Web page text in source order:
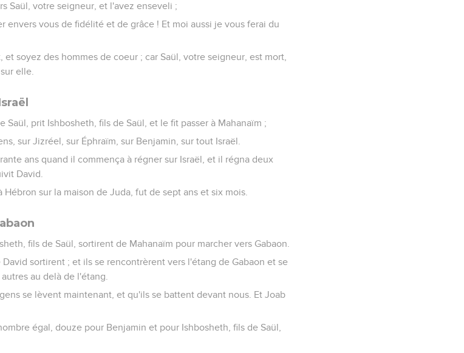
Saül, votre seigneur, et l'avez enseveli ;
envers vous de fidélité et de grâce ! Et moi aussi je vous ferai du
soyez des hommes de coeur ; car Saül, votre seigneur, est mort,
elle.
Saül, prit Ishbosheth, fils de Saül, et le fit passer à Mahanaïm ;
sur Jizréel, sur Éphraïm, sur Benjamin, sur tout Israël.
ans quand il commença à régner sur Israël, et il régna deux
David.
sur la maison de Juda, fut de sept ans et six mois.
fils de Saül, sortirent de Mahanaïm pour marcher vers Gabaon.
sortirent ; et ils se rencontrèrent vers l'étang de Gabaon et se
au delà de l'étang.
se lèvent maintenant, et qu'ils se battent devant nous. Et Joab
égal, douze pour Benjamin et pour Ishbosheth, fils de Saül,